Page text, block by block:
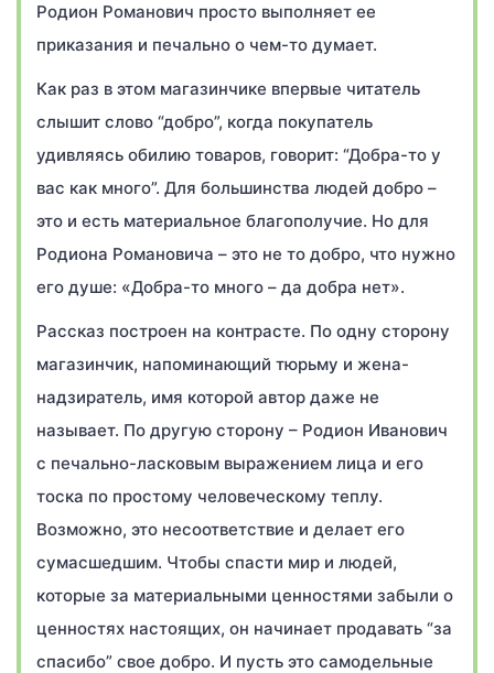
Родион Романович просто выполняет ее
приказания и печально о чем-то думает.
Как раз в этом магазинчике впервые читатель
слышит слово “добро”, когда покупатель
удивляясь обилию товаров, говорит: “Добра-то у
вас как много”. Для большинства людей добро –
это и есть материальное благополучие. Но для
Родиона Романовича – это не то добро, что нужно
его душе: «Добра-то много – да добра нет».
Рассказ построен на контрасте. По одну сторону
магазинчик, напоминающий тюрьму и жена-
надзиратель, имя которой автор даже не
называет. По другую сторону – Родион Иванович
с печально-ласковым выражением лица и его
тоска по простому человеческому теплу.
Возможно, это несоответствие и делает его
сумасшедшим. Чтобы спасти мир и людей,
которые за материальными ценностями забыли о
ценностях настоящих, он начинает продавать “за
спасибо” свое добро. И пусть это самодельные